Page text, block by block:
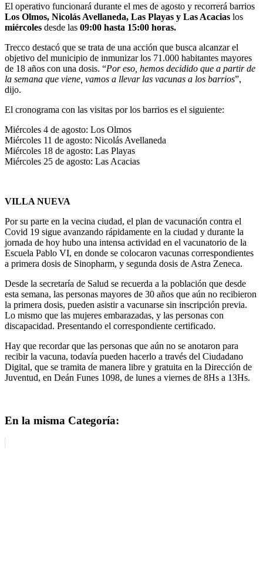
El operativo funcionará durante el mes de agosto y recorrerá barrios
Los Olmos, Nicolás Avellaneda, Las Playas y Las Acacias los
miércoles desde las 09:00 hasta 15:00 horas.
Trecco destacó que se trata de una acción que busca alcanzar el
objetivo del municipio de inmunizar los 71.000 habitantes mayores
de 18 años con una dosis. “Por eso, hemos decidido que a partir de
la semana que viene, vamos a llevar las vacunas a los barrios”,
dijo.
El cronograma con las visitas por los barrios es el siguiente:
Miércoles 4 de agosto: Los Olmos
Miércoles 11 de agosto: Nicolás Avellaneda
Miércoles 18 de agosto: Las Playas
Miércoles 25 de agosto: Las Acacias
VILLA NUEVA
Por su parte en la vecina ciudad, el plan de vacunación contra el
Covid 19 sigue avanzando rápidamente en la ciudad y durante la
jornada de hoy hubo una intensa actividad en el vacunatorio de la
Escuela Pablo VI, en donde se colocaron vacunas correspondientes
a primera dosis de Sinopharm, y segunda dosis de Astra Zeneca.
Desde la secretaría de Salud se recuerda a la población que desde
esta semana, las personas mayores de 30 años que aún no recibieron
la primera dosis, pueden asistir a vacunarse sin inscripción previa.
Lo mismo que las mujeres embarazadas, y las personas con
discapacidad. Presentando el correspondiente certificado.
Hay que recordar que las personas que aún no se anotaron para
recibir la vacuna, todavía pueden hacerlo a través del Ciudadano
Digital, que se tramita de manera libre y gratuita en la Dirección de
Juventud, en Deán Funes 1098, de lunes a viernes de 8Hs a 13Hs.
En la misma Categoría: